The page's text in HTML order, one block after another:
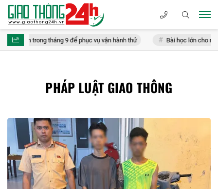
trong tháng 9 để phục vụ vận hành thử Bài học lớn cho người đi
PHÁP LUẬT GIAO THÔNG